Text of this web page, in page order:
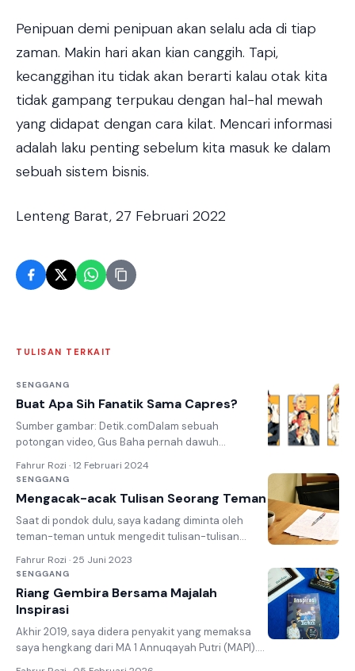
Penipuan demi penipuan akan selalu ada di tiap
zaman. Makin hari akan kian canggih. Tapi,
kecanggihan itu tidak akan berarti kalau otak kita
tidak gampang terpukau dengan hal-hal mewah
yang didapat dengan cara kilat. Mencari informasi
adalah laku penting sebelum kita masuk ke dalam
sebuah sistem bisnis.
Lenteng Barat, 27 Februari 2022
TULISAN TERKAIT
SENGGANG
Buat Apa Sih Fanatik Sama Capres?
Sumber gambar: Detik.comDalam sebuah
potongan video, Gus Baha pernah dawuh
Fahrur Rozi · 12 Februari 2024
SENGGANG
Mengacak-acak Tulisan Seorang Teman
Saat di pondok dulu, saya kadang diminta oleh
teman-teman untuk mengedit tulisan-tulisan
Fahrur Rozi · 25 Juni 2023
SENGGANG
Riang Gembira Bersama Majalah
Inspirasi
Akhir 2019, saya didera penyakit yang memaksa
saya hengkang dari MA 1 Annuqayah Putri (MAPI).